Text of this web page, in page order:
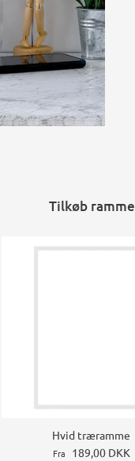
Tilkøb ramme
Hvid træramme
Fra 189,00 DKK